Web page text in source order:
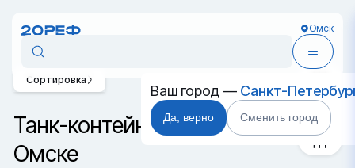
Омск
Ваш город — Санкт-
Да, верно Сменить город
Танк-контейнеры T20 в
Омске
Сортировка